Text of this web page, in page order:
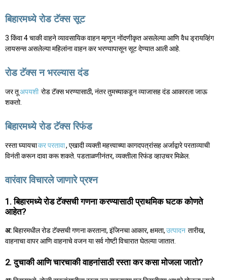
बिहारमध्ये रोड टॅक्स सूट
3 किंवा 4 चाकी वाहने व्यावसायिक वाहन म्हणून नोंदणीकृत असलेल्या आणि वैध ड्रायव्हिंग
लायसन्स असलेल्या महिलांना वाहन कर भरण्यापासून सूट देण्यात आली आहे.
रोड टॅक्स न भरल्यास दंड
जर तूअपयशी रोड टॅक्स भरण्यासाठी, नंतर तुमच्याकडून व्याजासह दंड आकारला जाऊ
शकतो.
बिहारमध्ये रोड टॅक्स रिफंड
रस्ता घ्यायचाकर परतावा, एखादी व्यक्ती महत्त्वाच्या कागदपत्रांसह अर्जाद्वारे परताव्याची
विनंती करून दावा करू शकते. पडताळणीनंतर, व्यक्तीला रिफंड व्हाउचर मिळेल.
वारंवार विचारले जाणारे प्रश्न
1. बिहारमध्ये रोड टॅक्सची गणना करण्यासाठी प्राथमिक घटक कोणते
आहेत?
अ:बिहारमधील रोड टॅक्सची गणना करताना, इंजिनचा आकार, क्षमता,उत्पादन तारीख,
वाहनाचा वापर आणि वाहनाचे वजन या सर्व गोष्टी विचारात घेतल्या जातात.
2. दुचाकी आणि चारचाकी वाहनांसाठी रस्ता कर कसा मोजला जातो?